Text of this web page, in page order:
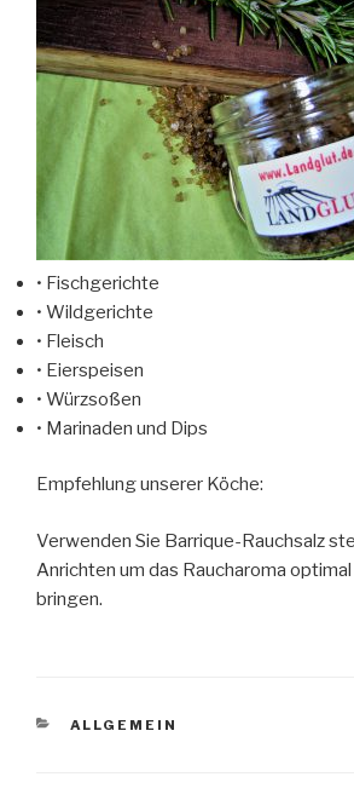
• Fischgerichte
• Wildgerichte
• Fleisch
• Eierspeisen
• Würzsoßen
• Marinaden und Dips
Empfehlung unserer Köche:
Verwenden Sie Barrique-Rauchsalz
Anrichten um das Raucharoma optimal
bringen.
KATEGORIEN
ALLGEMEIN